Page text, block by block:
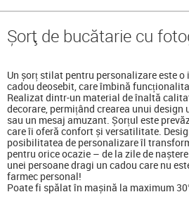
Șorț de bucătarie cu
Un șorț stilat pentru personalizare este o
cadou deosebit, care îmbină
Realizat dintr-un material de înaltă
decorare, permițând crearea unui design
sau un mesaj amuzant. Șorțul este
care îi oferă confort și versatilitate.
posibilitatea de personalizare îl
pentru orice ocazie – de la zile de
unei persoane dragi un cadou care nu
farmec personal!
Poate fi spălat în mașină la maximum